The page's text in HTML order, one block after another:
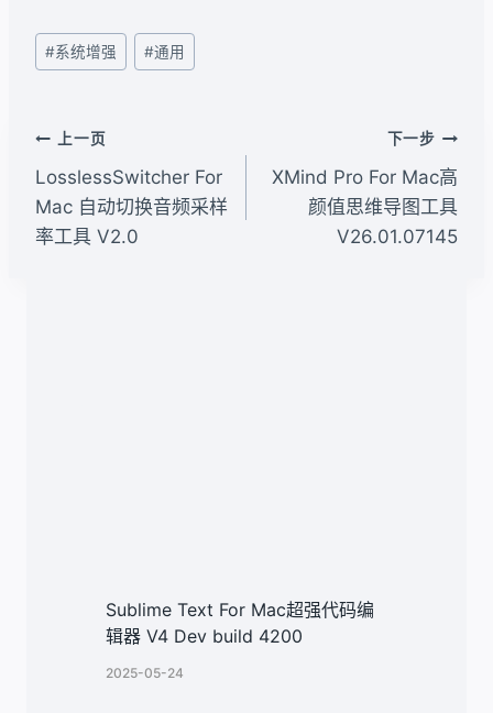
文
章
签：
#系统增强 #通用
文
章
导
航
上一页
LosslessSwitcher For
Mac 自动切换音频采样
率工具 V2.0
下一步
XMind Pro For Mac高
颜值思维导图工具
V26.01.07145
Sublime Text For Mac超强代码编
辑器 V4 Dev build 4200
2025-05-24